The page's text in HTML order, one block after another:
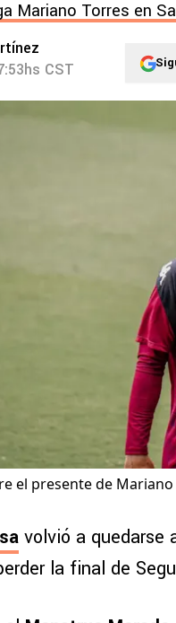
Mariano Torres en
CST
el presente de
volvió a quedarse
la final de